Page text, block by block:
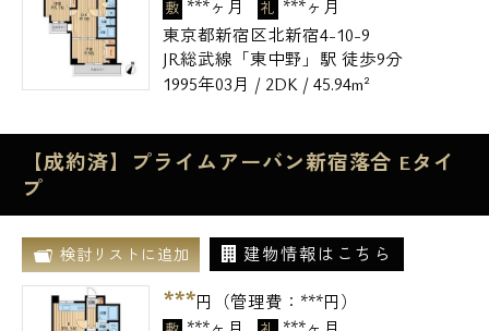
敷 ***ヶ月 礼 ***ヶ月
東京都新宿区北新宿4-10-9
JR総武線「東中野」駅 徒歩9分
1995年03月 / 2DK / 45.94m²
【成約済】プライムアーバン新宿落合 Eタイ
プ
検討リストに追加 建物情報はこちら
***円（管理費： ***円）